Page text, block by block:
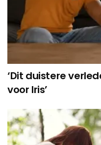
‘Dit duistere
voor Iris’